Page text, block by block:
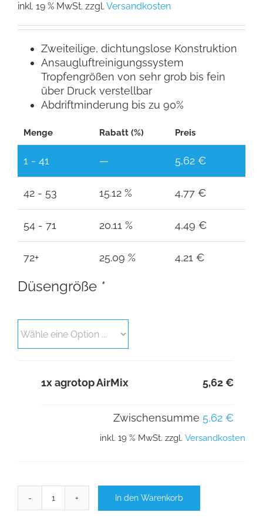
inkl. 19 % MwSt. zzgl. Versandkosten
Zweiteilige, dichtungslose Konstruktion
Ansaugluftreinigungssystem
Tropfengrößen von sehr grob bis fein
über Druck verstellbar
Abdriftminderung bis zu 90%
Menge Rabatt (%) Preis
1 - 41 — 5,62 €
42 - 53 15.12 % 4,77 €
54 - 71 20.11 % 4,49 €
72+ 25.09 % 4,21 €
Düsengröße *
1xagrotop AirMix 5,62 €
Zwischensumme 5,62 €
inkl. 19 % MwSt. zzgl. Versandkosten
agrotop
In den Warenkorb